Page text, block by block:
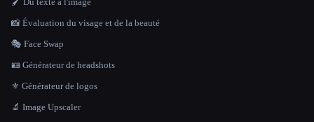
📸 Évaluation du visage et de la beauté
🎭 Face Swap
🪪 Générateur de headshots
⚜️ Générateur de logos
🔬 Image Upscaler